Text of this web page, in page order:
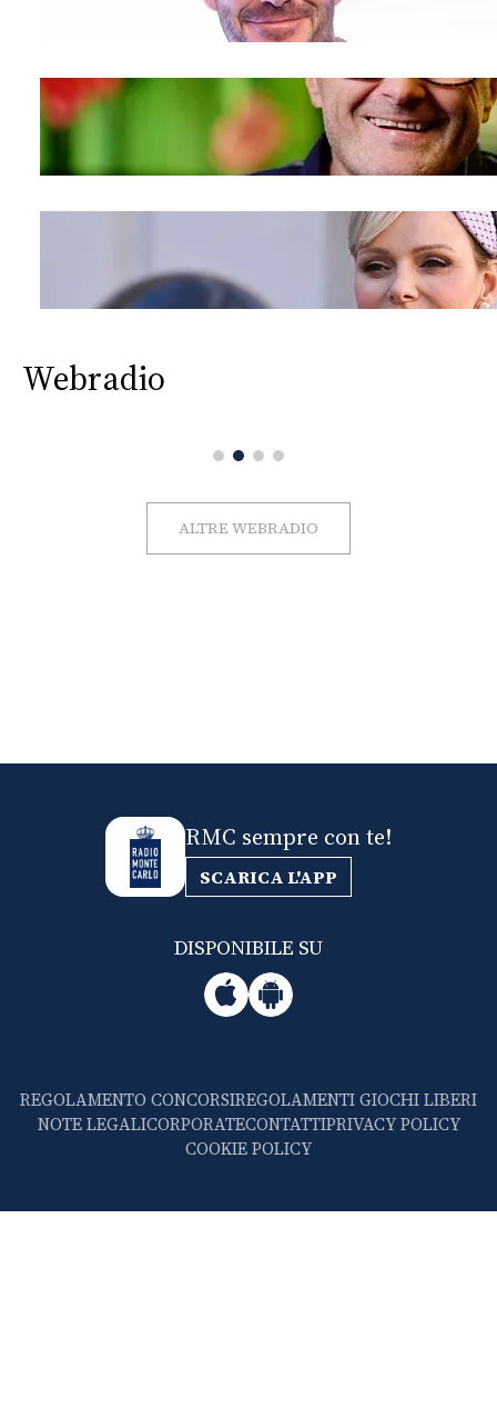
Webradio
ALTRE WEBRADIO
RMC sempre con te!
SCARICA L'APP
DISPONIBILE SU
REGOLAMENTO CONCORSIREGOLAMENTI GIOCHI LIBERI
NOTE LEGALICORPORATECONTATTIPRIVACY POLICY
COOKIE POLICY